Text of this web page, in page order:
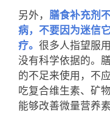
另外， 膳食补充剂
病，不要因为迷信
疗。 很多人指望服
没有科学依据的。
的不足来使用，不
吃复合维生素、矿
能够改善微量营养